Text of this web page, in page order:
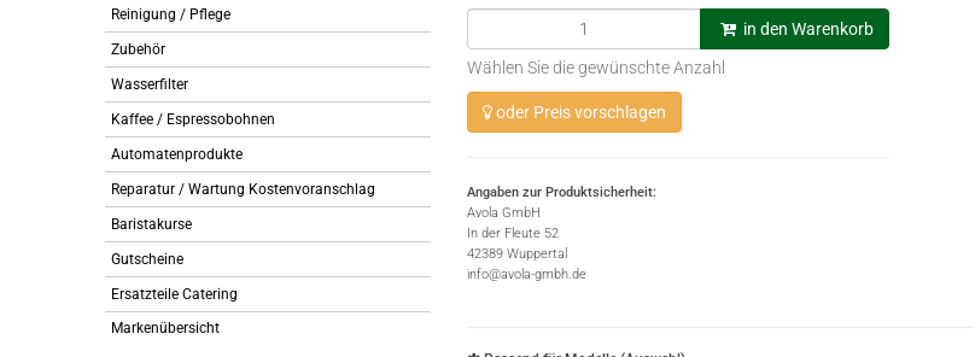
Reinigung / Pflege
Zubehör
Wasserfilter
Kaffee / Espressobohnen
Automatenprodukte
Reparatur / Wartung Kostenvoranschlag
Baristakurse
Gutscheine
Ersatzteile Catering
Markenübersicht
in den Warenkorb
Wählen Sie die gewünschte Anzahl
oder Preis vorschlagen
Angaben zur Produktsicherheit:
Avola GmbH
In der Fleute 52
42389 Wuppertal
info@avola-gmbh.de